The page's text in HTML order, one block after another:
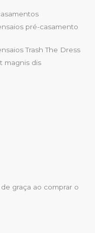
pré-casamento
Trash The Dress
magnis dis
graça ao comprar o